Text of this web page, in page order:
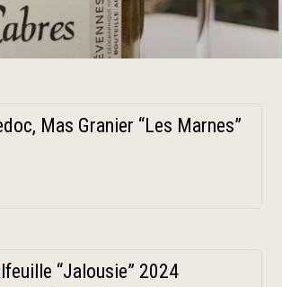
Mas Granier “Les Marnes”
“Jalousie” 2024